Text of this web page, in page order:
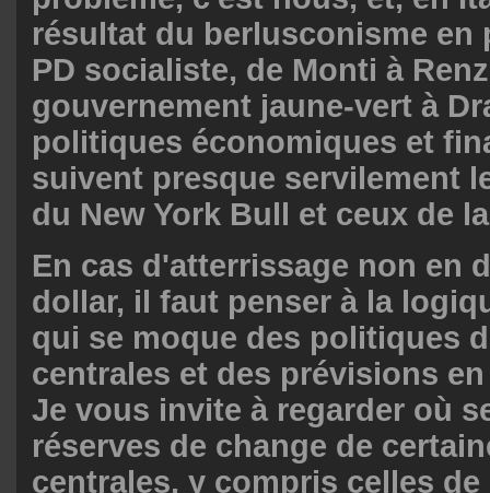
résultat du berlusconisme en
PD socialiste, de Monti à
gouvernement jaune-vert à
politiques économiques et
suivent presque servilement
du New York Bull et ceux de
En cas d'atterrissage non en
dollar, il faut penser à la
qui se moque des politiques
centrales et des prévisions
Je vous invite à regarder où
réserves de change de
centrales, y compris celles